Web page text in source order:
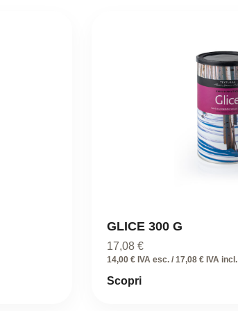
GLICE 300 G
17,08 €
14,00 € IVA esc. / 17,08 € IVA incl.
Scopri